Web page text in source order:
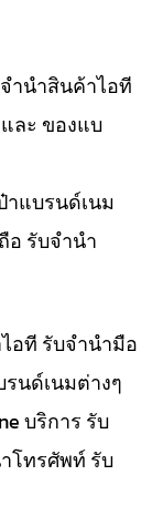
ำนำสินค้าไอที
ละ ของแบ
าแบรนด์เนม
อ รับจำนำ
อที รับจำนำมือ
นด์เนมต่างๆ
บริการ รับ
โทรศัพท์ รับ